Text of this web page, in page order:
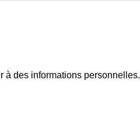
à des informations personnelles.